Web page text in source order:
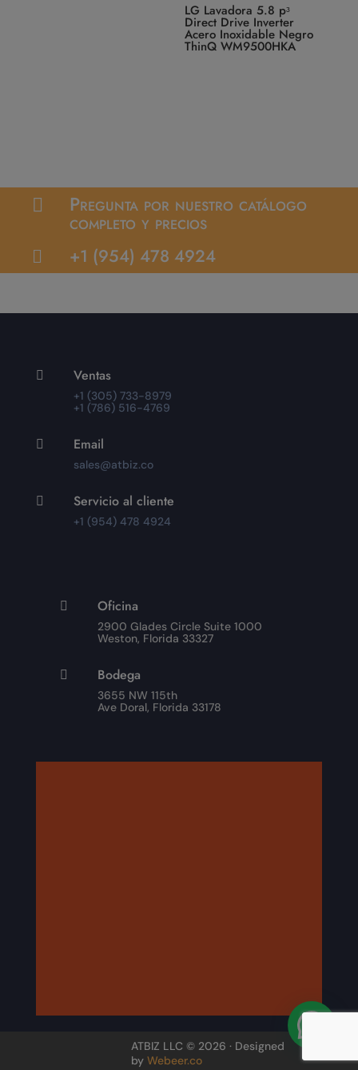
LG Lavadora 5.8 pᶟ
Direct Drive Inverter
Acero Inoxidable Negro
ThinQ WM9500HKA
 Pregunta por nuestro catálogo
completo y precios
 +1 (954) 478 4924
 Ventas
+1 (305) 733-8979
+1 (786) 516-4769
 Email
sales@atbiz.co
 Servicio al cliente
+1 (954) 478 4924
 Oficina
2900 Glades Circle Suite 1000
Weston, Florida 33327
 Bodega
3655 NW 115th
Ave Doral, Florida 33178
ATBIZ LLC © 2026 · Designed
byWebeer.co